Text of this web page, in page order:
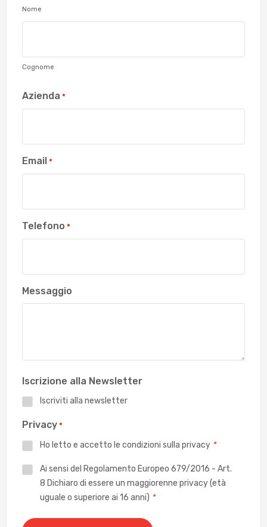
Nome
Cognome
Azienda *
Email *
Telefono *
Messaggio
Iscrizione alla Newsletter
Iscriviti alla newsletter
Privacy *
Ho letto e accetto le condizioni sulla privacy *
PrivacyAi sensi del Regolamento Europeo 679/2016 - Art.
8 Dichiaro di essere un maggiorenne privacy (età
uguale o superiore ai 16 anni) *